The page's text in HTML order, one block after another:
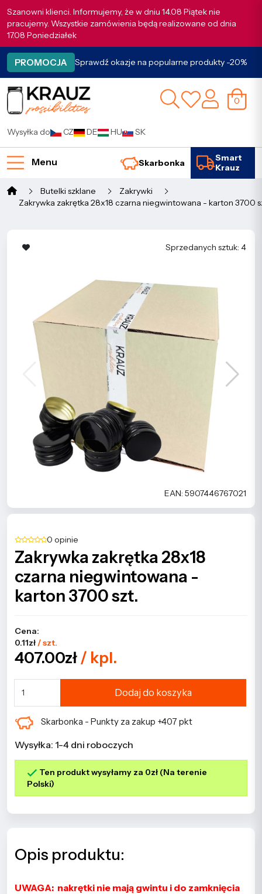
Szanowni klienci. Informujemy, że w dniu 14.08 Piątek nie
pracujemy. Wszystkie zamówienia będą realizowane od dnia
17.08 Poniedziałek
PROMOCJA Sprawdź okazje na popularne produkty -20%
0
Wysyłka do CZ DE HU SK
Menu Skarbonka
Smart
Krauz
Butelki szklane
Zakrywki
Zakrywka zakrętka 28x18 czarna niegwintowana - karton 3700
Sprzedanych sztuk: 4
EAN: 5907446767021
0 opinie
Zakrywka zakrętka 28x18
czarna niegwintowana -
karton 3700 szt.
Cena:
0.11zł / szt.
407.00zł/ kpl.
Dodaj do koszyka
Skarbonka - Punkty za zakup +407 pkt
Wysyłka: 1-4 dni roboczych
Ten produkt wysyłamy za 0zł (Na terenie
Polski)
Opis produktu:
UWAGA: nakrętki nie mają gwintu i do zamknięcia